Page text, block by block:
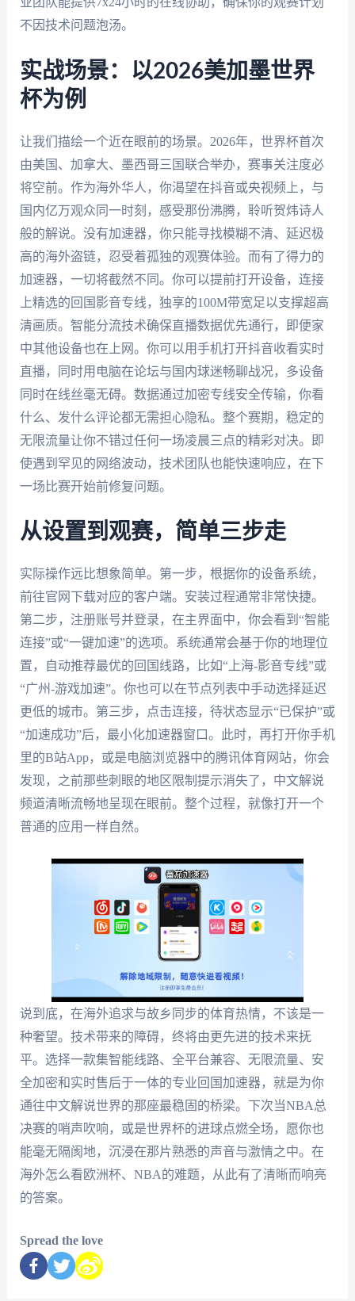
不因技术问题泡汤。
实战场景：以2026美加墨世界
杯为例
让我们描绘一个近在眼前的场景。2026年，世界杯首次
由美国、加拿大、墨西哥三国联合举办，赛事关注度必
将空前。作为海外华人，你渴望在抖音或央视频上，与
国内亿万观众同一时刻，感受那份沸腾，聆听贺炜诗人
般的解说。没有加速器，你只能寻找模糊不清、延迟极
高的海外盗链，忍受着孤独的观赛体验。而有了得力的
加速器，一切将截然不同。你可以提前打开设备，连接
上精选的回国影音专线，独享的100M带宽足以支撑超高
清画质。智能分流技术确保直播数据优先通行，即便家
中其他设备也在上网。你可以用手机打开抖音收看实时
直播，同时用电脑在论坛与国内球迷畅聊战况，多设备
同时在线丝毫无碍。数据通过加密专线安全传输，你看
什么、发什么评论都无需担心隐私。整个赛期，稳定的
无限流量让你不错过任何一场凌晨三点的精彩对决。即
使遇到罕见的网络波动，技术团队也能快速响应，在下
一场比赛开始前修复问题。
从设置到观赛，简单三步走
实际操作远比想象简单。第一步，根据你的设备系统，
前往官网下载对应的客户端。安装过程通常非常快捷。
第二步，注册账号并登录，在主界面中，你会看到“智能
连接”或“一键加速”的选项。系统通常会基于你的地理位
置，自动推荐最优的回国线路，比如“上海-影音专线”或
“广州-游戏加速”。你也可以在节点列表中手动选择延迟
更低的城市。第三步，点击连接，待状态显示“已保护”或
“加速成功”后，最小化加速器窗口。此时，再打开你手机
里的B站App，或是电脑浏览器中的腾讯体育网站，你会
发现，之前那些刺眼的地区限制提示消失了，中文解说
频道清晰流畅地呈现在眼前。整个过程，就像打开一个
普通的应用一样自然。
说到底，在海外追求与故乡同步的体育热情，不该是一
种奢望。技术带来的障碍，终将由更先进的技术来抚
平。选择一款集智能线路、全平台兼容、无限流量、安
全加密和实时售后于一体的专业回国加速器，就是为你
通往中文解说世界的那座最稳固的桥梁。下次当NBA总
决赛的哨声吹响，或是世界杯的进球点燃全场，愿你也
能毫无隔阂地，沉浸在那片熟悉的声音与激情之中。在
海外怎么看欧洲杯、NBA的难题，从此有了清晰而响亮
的答案。
Spread the love